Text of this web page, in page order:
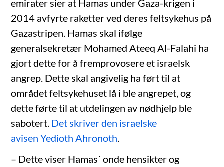
emirater sier at Hamas under Gaza-krigen i
2014 avfyrte raketter ved deres feltsykehus på
Gazastripen. Hamas skal ifølge
generalsekretær Mohamed Ateeq Al-Falahi ha
gjort dette for å fremprovosere et israelsk
angrep. Dette skal angivelig ha ført til at
området feltsykehuset lå i ble angrepet, og
dette førte til at utdelingen av nødhjelp ble
sabotert. Det skriver den israelske
avisen Yedioth Ahronoth
– Dette viser Hamas´ onde hensikter og